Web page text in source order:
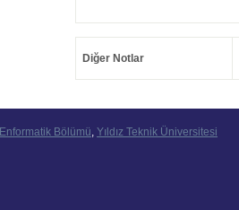
Diğer Notlar
Enformatik Bölümü, Yıldız Teknik Üniversitesi